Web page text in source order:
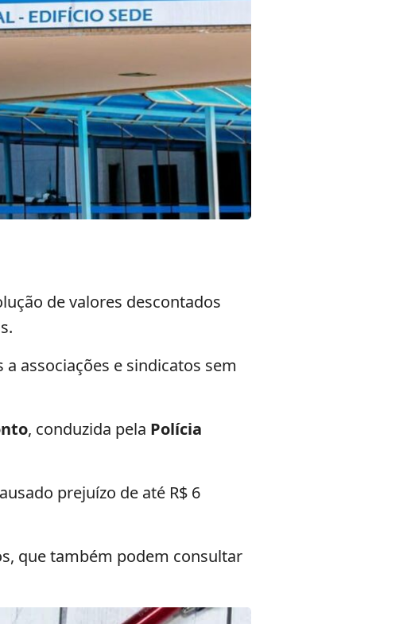
de valores descontados
associações e sindicatos sem
, conduzida pela Polícia
prejuízo de até R$ 6
que também podem consultar